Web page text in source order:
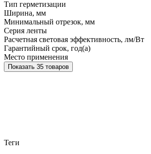
Тип герметизации
Ширина, мм
Минимальный отрезок, мм
Серия ленты
Расчетная световая эффективность, лм/Вт
Гарантийный срок, год(а)
Место применения
Показать 35 товаров
Теги